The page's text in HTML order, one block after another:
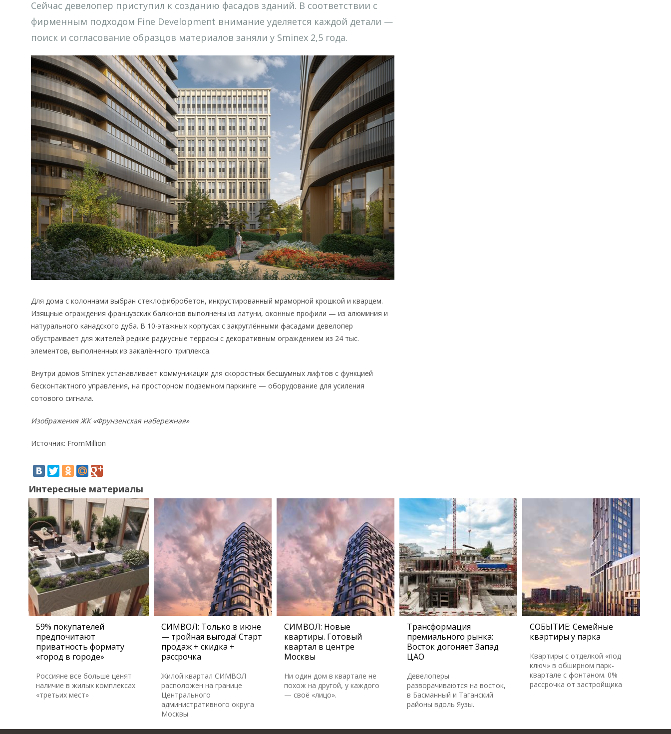
Сейчас девелопер приступил к созданию фасадов зданий. В соответствии с
фирменным подходом Fine Development внимание уделяется каждой детали —
поиск и согласование образцов материалов заняли у Sminex 2,5 года.
Для дома с колоннами выбран стеклофибробетон, инкрустированный мраморной крошкой и кварцем.
Изящные ограждения французских балконов выполнены из латуни, оконные профили — из алюминия и
натурального канадского дуба. В 10-этажных корпусах с закруглёнными фасадами девелопер
обустраивает для жителей редкие радиусные террасы с декоративным ограждением из 24 тыс.
элементов, выполненных из закалённого триплекса.
Внутри домов Sminex устанавливает коммуникации для скоростных бесшумных лифтов с функцией
бесконтактного управления, на просторном подземном паркинге — оборудование для усиления
сотового сигнала.
Изображения ЖК «Фрунзенская набережная»
Источник: FromMillion
Интересные материалы
59% покупателей
предпочитают
приватность формату
«город в городе»
Россияне все больше ценят
наличие в жилых комплексах
«третьих мест»
СИМВОЛ: Только в июне
— тройная выгода! Старт
продаж + скидка +
рассрочка
Жилой квартал СИМВОЛ
расположен на границе
Центрального
административного округа
Москвы
СИМВОЛ: Новые
квартиры. Готовый
квартал в центре
Москвы
Ни один дом в квартале не
похож на другой, у каждого
— своё «лицо».
Трансформация
премиального рынка:
Восток догоняет Запад
ЦАО
Девелоперы
разворачиваются на восток,
в Басманный и Таганский
районы вдоль Яузы.
СОБЫТИЕ: Семейные
квартиры у парка
Квартиры с отделкой «под
ключ» в обширном парк-
квартале с фонтаном. 0%
рассрочка от застройщика